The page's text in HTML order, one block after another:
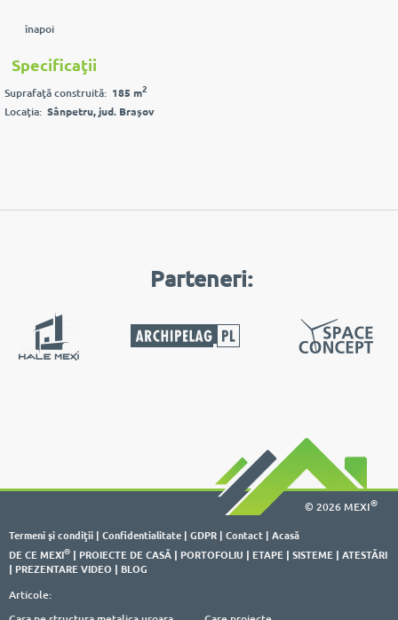
înapoi
Specificaţii
Suprafaţă construită: 185 m2
Locaţia: Sânpetru, jud. Braşov
Parteneri:
© 2026 MEXI®
Termeni şi condiţii | Confidentialitate | GDPR | Contact | Acasă
DE CE MEXI® | PROIECTE DE CASĂ | PORTOFOLIU | ETAPE | SISTEME | ATESTĂRI
| PREZENTARE VIDEO | BLOG
Articole: